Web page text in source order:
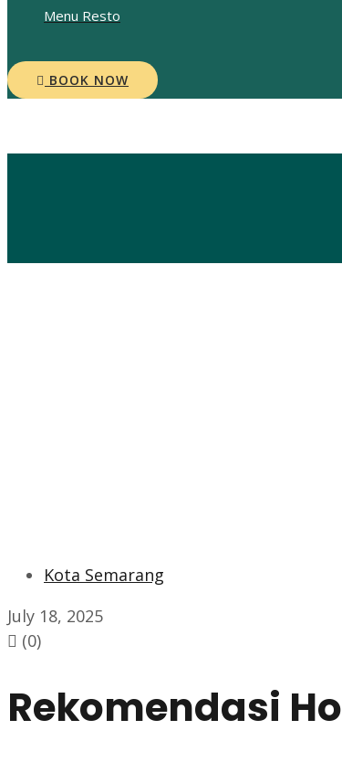
Menu Resto
BOOK NOW
Kota Semarang
July 18, 2025
(0)
Rekomendasi